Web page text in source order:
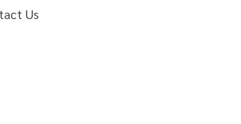
Us